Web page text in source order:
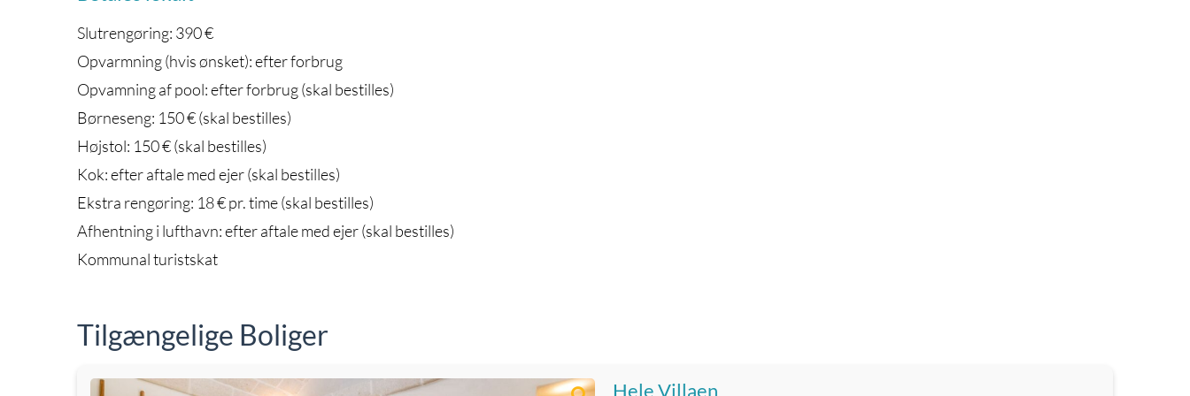
Slutrengøring: 390 €
Opvarmning (hvis ønsket): efter forbrug
Opvamning af pool: efter forbrug (skal bestilles)
Børneseng: 150 € (skal bestilles)
Højstol: 150 € (skal bestilles)
Kok: efter aftale med ejer (skal bestilles)
Ekstra rengøring: 18 € pr. time (skal bestilles)
Afhentning i lufthavn: efter aftale med ejer (skal bestilles)
Kommunal turistskat
Tilgængelige Boliger
Hele Villaen